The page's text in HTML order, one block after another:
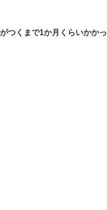
つくまで1か月くらいかかっ